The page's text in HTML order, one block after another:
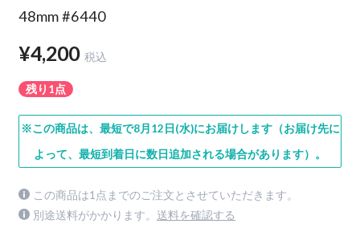
48mm #6440
¥4,200 税込
残り1点
※この商品は、最短で8月12日(水)にお届けします（お届け先に
よって、最短到着日に数日追加される場合があります）。
この商品は1点までのご注文とさせていただきます。
別途送料がかかります。 送料を確認する